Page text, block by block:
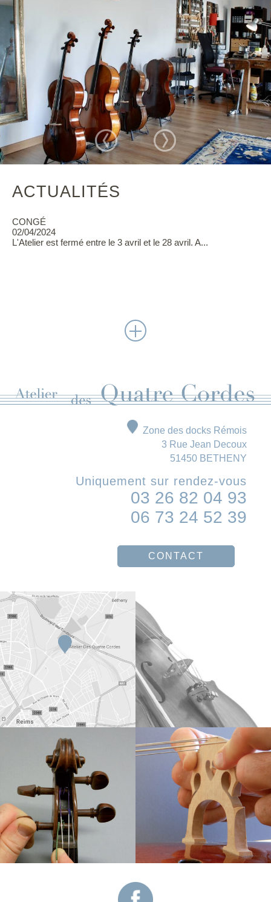
ACTUALITÉS
CONGÉ
02/04/2024
L'Atelier est fermé entre le 3 avril et le 28 avril. A...
Zone des docks Rémois
3 Rue Jean Decoux
51450 BETHENY
Uniquement sur rendez-vous
03 26 82 04 93
06 73 24 52 39
CONTACT